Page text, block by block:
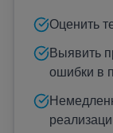
Оценить
Выявить
ошибки в